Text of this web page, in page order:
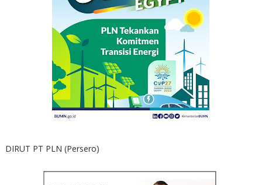
DIRUT PT PLN (Persero)